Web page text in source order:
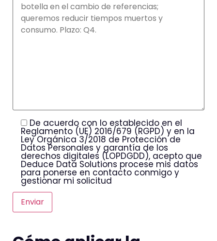
De acuerdo con lo establecido en el
Reglamento (UE) 2016/679 (RGPD) y en la
Ley Orgánica 3/2018 de Protección de
Datos Personales y garantía de los
derechos digitales (LOPDGDD), acepto que
Deduce Data Solutions procese mis datos
para ponerse en contacto conmigo y
gestionar mi solicitud
Enviar